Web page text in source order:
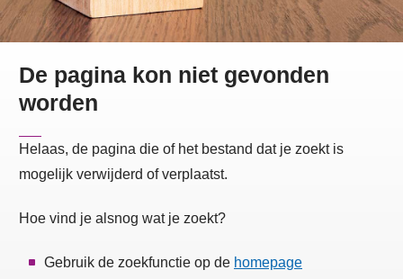
De pagina kon niet gevonden
worden
Helaas, de pagina die of het bestand dat je zoekt is
mogelijk verwijderd of verplaatst.
Hoe vind je alsnog wat je zoekt?
Gebruik de zoekfunctie op de homepage